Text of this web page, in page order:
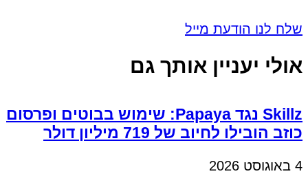
שלח לנו הודעת מייל
אולי יעניין אותך גם
Skillz נגד Papaya: שימוש בבוטים ופרסום
כוזב הובילו לחיוב של 719 מיליון דולר
4 באוגוסט 2026